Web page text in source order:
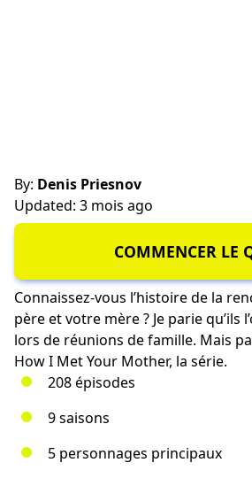
By: Denis Priesnov
Updated: 3 mois ago
COMMENCER LE
Connaissez-vous l’histoire de la
père et votre mère ? Je parie qu’ils
lors de réunions de famille. Mais
How I Met Your Mother, la série.
208 épisodes
9 saisons
5 personnages principaux